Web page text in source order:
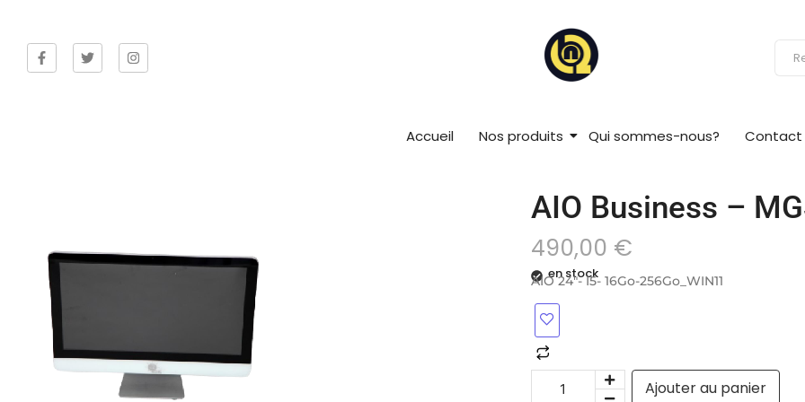
Accueil Nos produits Qui sommes-nous? Contact
AIO Business –
490,00 €
en stock
AIO 24″- I5- 16Go-256Go_WIN11
Ajouter au panier